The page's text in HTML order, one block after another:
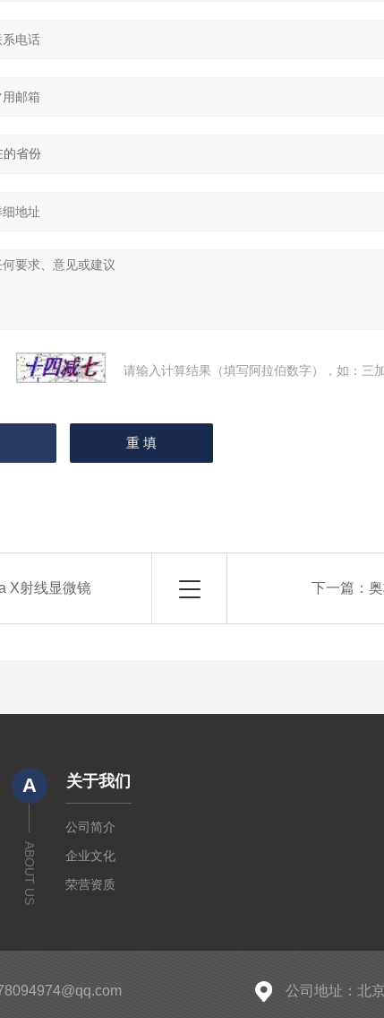
请输入计算结果（填写阿拉伯数字），如：三
X射线显微镜 下一篇：
A
ABOUT US
关于我们
公司简介
企业文化
荣营资质
公司地址：北